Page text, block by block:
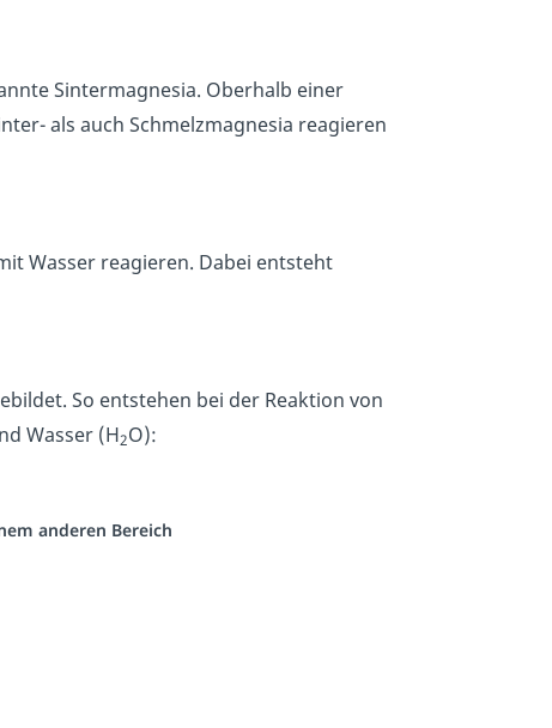
Sintermagnesia. Oberhalb einer
als auch Schmelzmagnesia reagieren
Wasser reagieren. Dabei entsteht
So entstehen bei der Reaktion von
Wasser (H2O):
anderen Bereich